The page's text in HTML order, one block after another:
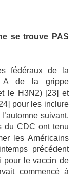
se trouve PAS
fédéraux de la
A de la grippe
le H3N2) [23] et
pour les inclure
suivant.
du CDC ont tenu
les Américains
précédent
pour le vaccin de
commencé à